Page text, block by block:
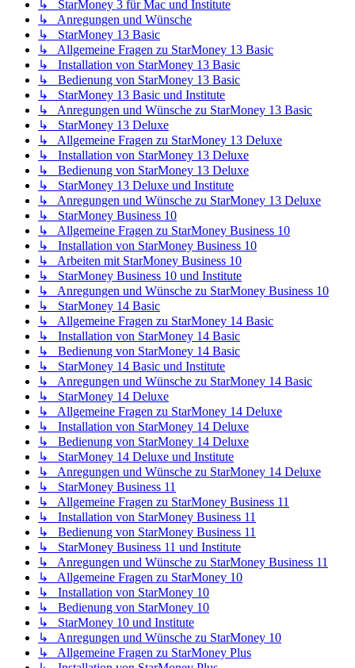
↳ StarMoney 3 für Mac und Institute
↳ Anregungen und Wünsche
↳ StarMoney 13 Basic
↳ Allgemeine Fragen zu StarMoney 13 Basic
↳ Installation von StarMoney 13 Basic
↳ Bedienung von StarMoney 13 Basic
↳ StarMoney 13 Basic und Institute
↳ Anregungen und Wünsche zu StarMoney 13 Basic
↳ StarMoney 13 Deluxe
↳ Allgemeine Fragen zu StarMoney 13 Deluxe
↳ Installation von StarMoney 13 Deluxe
↳ Bedienung von StarMoney 13 Deluxe
↳ StarMoney 13 Deluxe und Institute
↳ Anregungen und Wünsche zu StarMoney 13 Deluxe
↳ StarMoney Business 10
↳ Allgemeine Fragen zu StarMoney Business 10
↳ Installation von StarMoney Business 10
↳ Arbeiten mit StarMoney Business 10
↳ StarMoney Business 10 und Institute
↳ Anregungen und Wünsche zu StarMoney Business 10
↳ StarMoney 14 Basic
↳ Allgemeine Fragen zu StarMoney 14 Basic
↳ Installation von StarMoney 14 Basic
↳ Bedienung von StarMoney 14 Basic
↳ StarMoney 14 Basic und Institute
↳ Anregungen und Wünsche zu StarMoney 14 Basic
↳ StarMoney 14 Deluxe
↳ Allgemeine Fragen zu StarMoney 14 Deluxe
↳ Installation von StarMoney 14 Deluxe
↳ Bedienung von StarMoney 14 Deluxe
↳ StarMoney 14 Deluxe und Institute
↳ Anregungen und Wünsche zu StarMoney 14 Deluxe
↳ StarMoney Business 11
↳ Allgemeine Fragen zu StarMoney Business 11
↳ Installation von StarMoney Business 11
↳ Bedienung von StarMoney Business 11
↳ StarMoney Business 11 und Institute
↳ Anregungen und Wünsche zu StarMoney Business 11
↳ Allgemeine Fragen zu StarMoney 10
↳ Installation von StarMoney 10
↳ Bedienung von StarMoney 10
↳ StarMoney 10 und Institute
↳ Anregungen und Wünsche zu StarMoney 10
↳ Allgemeine Fragen zu StarMoney Plus